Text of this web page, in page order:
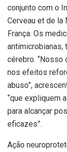
conjunto com o
Cerveau et de
França. Os
cérebro. “Nosso
nos efeitos
abuso”,
“que expliquem
para alcançar
eficazes”.
Ação